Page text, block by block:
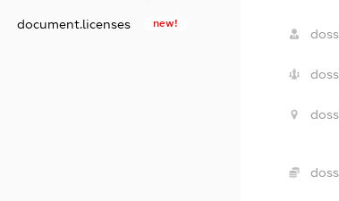
document.licenses new!